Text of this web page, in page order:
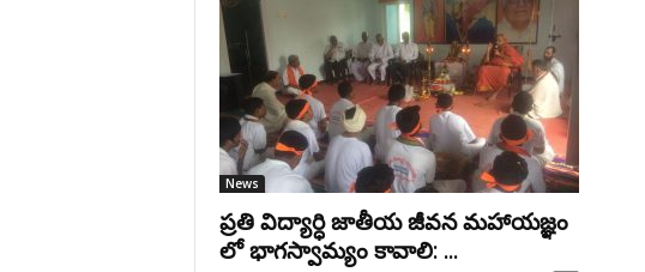
News
ప్రతి విద్యార్ధి జాతీయ జీవన మహాయజ్ఞం
లో భాగస్వామ్యం కావాలి: ...